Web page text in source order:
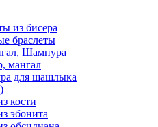
из бисера
браслеты
Шампура
мангал
для шашлыка
кости
эбонита